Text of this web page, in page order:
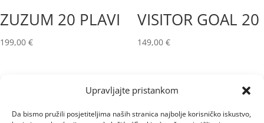
Upravljajte pristankom
Da bismo pružili posjetiteljima naših stranica najbolje korisničko iskustvo,
ZUZUM 20 PLAVI
199,00 €
VISITOR GOAL 20
149,00 €